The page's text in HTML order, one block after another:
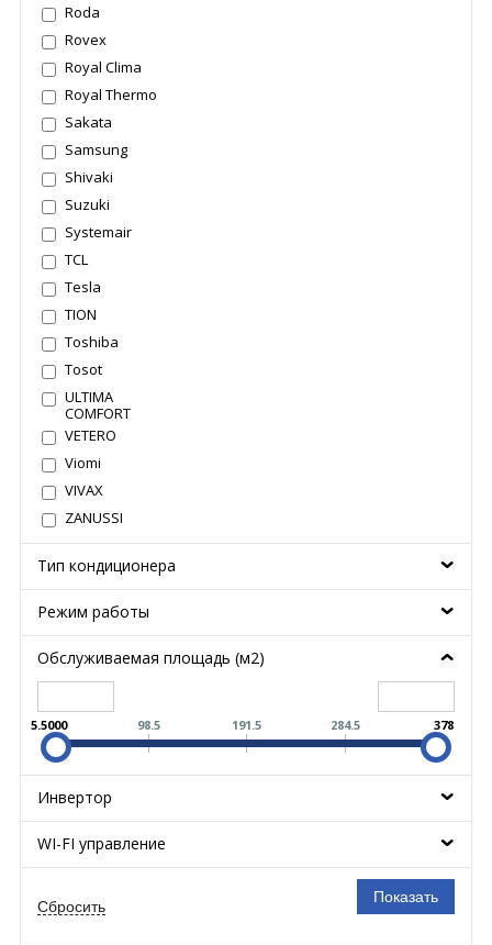
Roda
Rovex
Royal Clima
Royal Thermo
Sakata
Samsung
Shivaki
Suzuki
Systemair
TCL
Tesla
TION
Toshiba
Tosot
ULTIMA
COMFORT
VETERO
Viomi
VIVAX
ZANUSSI
Тип кондиционера
Режим работы
Обслуживаемая площадь (м2)
5.5000 98.5 191.5 284.5 378
Инвертор
WI-FI управление